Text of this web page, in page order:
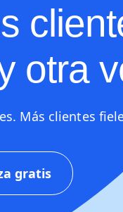
otra
Más clientes
gratis